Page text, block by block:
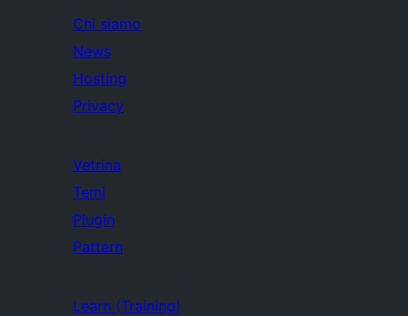
Chi siamo
News
Hosting
Privacy
Vetrina
Temi
Plugin
Pattern
Learn (Training)